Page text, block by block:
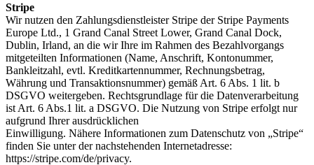
Stripe
Wir nutzen den Zahlungsdienstleister Stripe der Stripe Payments
Europe Ltd., 1 Grand Canal Street Lower, Grand Canal Dock,
Dublin, Irland, an die wir Ihre im Rahmen des Bezahlvorgangs
mitgeteilten Informationen (Name, Anschrift, Kontonummer,
Bankleitzahl, evtl. Kreditkartennummer, Rechnungsbetrag,
Währung und Transaktionsnummer) gemäß Art. 6 Abs. 1 lit. b
DSGVO weitergeben. Rechtsgrundlage für die Datenverarbeitung
ist Art. 6 Abs.1 lit. a DSGVO. Die Nutzung von Stripe erfolgt nur
aufgrund Ihrer ausdrücklichen
Einwilligung. Nähere Informationen zum Datenschutz von „Stripe“
finden Sie unter der nachstehenden Internetadresse:
https://stripe.com/de/privacy.